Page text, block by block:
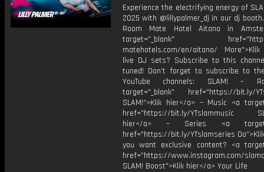
Experience the electrifying energy of
2025 with @lillypalmer_dj in our dj
Room Mate Hotel Aitana in
target="_blank"
matehotels.com/en/aitana/
live DJ sets? Subscribe to this
tuned! Don’t forget to subscribe to
YouTube channels: SLAM! –
target="_blank" href="https://bit.ly/
SLAM!">Klik hier</a> – Music <a
href="https://bit.ly/YTslammusic
hier</a> – Series <a
href="https://bit.ly/YTslamseries
you want exclusive content? <a
href="https://www.instagram.com/
SLAM! Boost">Klik hier</a> Your Life